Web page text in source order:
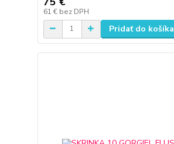
61 € bez DPH
Pridať do košíka